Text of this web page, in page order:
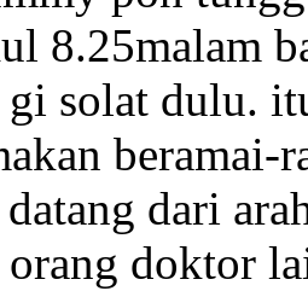
8.25malam
solat dulu.
beramai-
dari
orang doktor